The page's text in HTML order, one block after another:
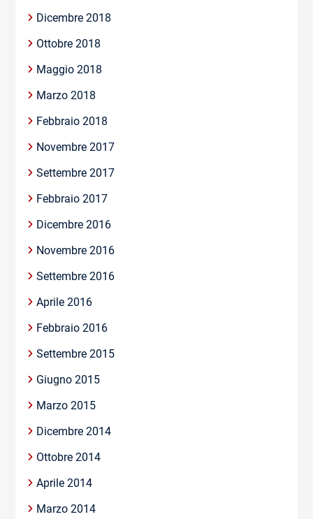
Dicembre 2018
Ottobre 2018
Maggio 2018
Marzo 2018
Febbraio 2018
Novembre 2017
Settembre 2017
Febbraio 2017
Dicembre 2016
Novembre 2016
Settembre 2016
Aprile 2016
Febbraio 2016
Settembre 2015
Giugno 2015
Marzo 2015
Dicembre 2014
Ottobre 2014
Aprile 2014
Marzo 2014